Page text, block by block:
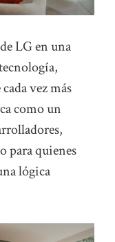
LG en una
vez más
como un
para quienes
lógica